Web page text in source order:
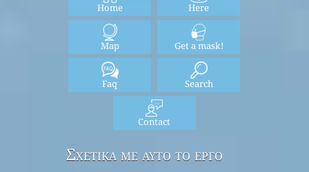
Home Here
Map Get a mask!
Faq Search
Contact
Σχετικά με αυτό το έργο